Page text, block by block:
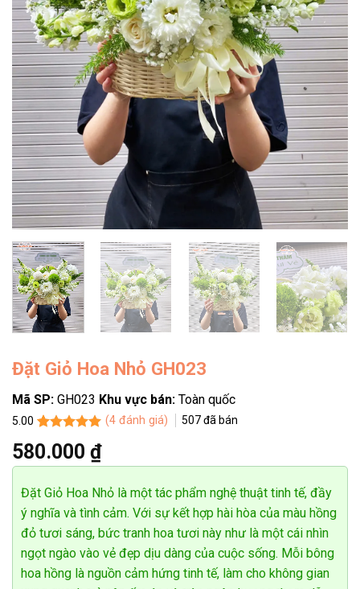
Đặt Giỏ Hoa Nhỏ GH023
Mã SP: GH023 Khu vực bán: Toàn quốc
5.00
dựa trên
đánh giá
(4đánh giá) 507đã bán
580.000 ₫
Đặt Giỏ Hoa Nhỏ là một tác phẩm nghệ thuật tinh tế, đầy
ý nghĩa và tình cảm. Với sự kết hợp hài hòa của màu hồng
đỏ tươi sáng, bức tranh hoa tươi này như là một cái nhìn
ngọt ngào vào vẻ đẹp dịu dàng của cuộc sống. Mỗi bông
hoa hồng là nguồn cảm hứng tinh tế, làm cho không gian
hàng thành công